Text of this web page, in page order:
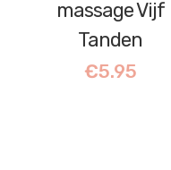
massage Vijf
Tanden
€5.95